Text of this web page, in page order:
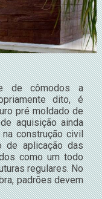
de cômodos a
dito, é
pré moldado de
aquisição ainda
construção civil
de aplicação das
como um todo
regulares. No
padrões devem